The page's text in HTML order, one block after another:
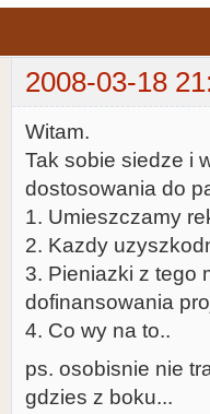
2008-03-18
Witam.
Tak sobie siedze i
dostosowania do
1. Umieszczamy
2. Kazdy
3. Pieniazki z tego
dofinansowania
4. Co wy na to..
ps. osobisnie nie
gdzies z boku...